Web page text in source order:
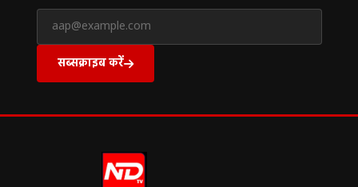
सब्सक्राइब करें